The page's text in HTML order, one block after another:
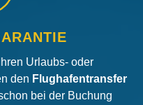
Urlaubs- oder
den Flughafentransfer
bei der Buchung